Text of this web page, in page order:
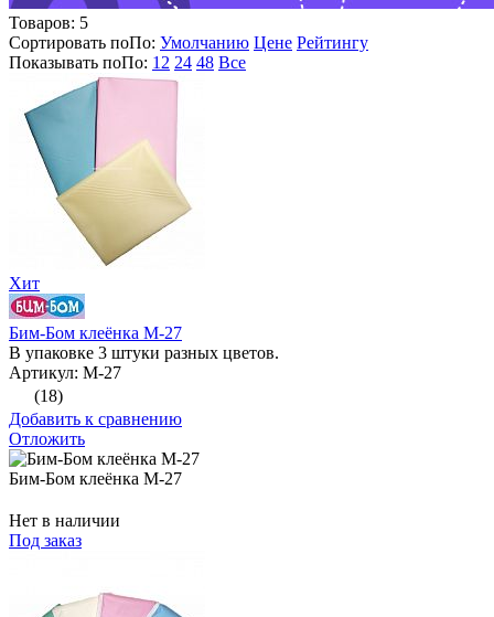
Товаров: 5
Сортировать поПо: Умолчанию Цене Рейтингу
Показывать поПо: 12 24 48 Все
Хит
Бим-Бом клеёнка М-27
В упаковке 3 штуки разных цветов.
Артикул: М-27
(18)
Добавить к сравнению
Отложить
Бим-Бом клеёнка М-27
Нет в наличии
Под заказ